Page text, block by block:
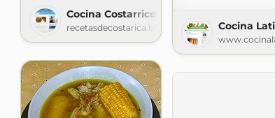
Cocina Costarricense
recetasdecostarica.blogspot.com Cocina